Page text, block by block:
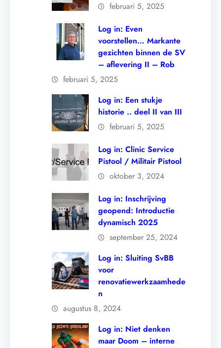
februari 5, 2025
Log in: Even
voorstellen… Markante
gezichten binnen de SV
– aflevering II – Rob
februari 5, 2025
Log in: Een stukje
historie .. deel II van III
februari 5, 2025
Log in: Clinic Service
Pistool / Militair Pistool
oktober 3, 2024
Log in: Inschrijving
geopend: Introductie
dynamisch 2025
september 25, 2024
Log in: Sluiting SvBB
voor
renovatiewerkzaamhede
n
augustus 8, 2024
Log in: Niet denken
maar Doom – interne